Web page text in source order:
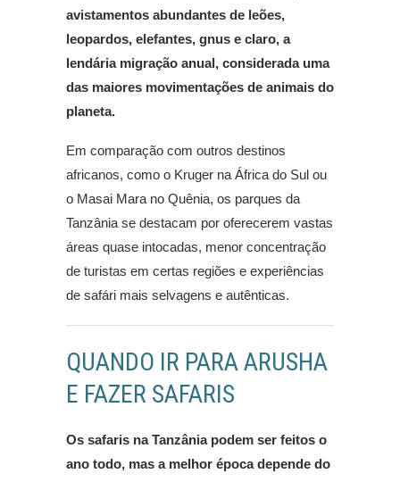
avistamentos abundantes de leões,
leopardos, elefantes, gnus e claro, a
lendária migração anual, considerada uma
das maiores movimentações de animais do
planeta.
Em comparação com outros destinos
africanos, como o Kruger na África do Sul ou
o Masai Mara no Quênia, os parques da
Tanzânia se destacam por oferecerem vastas
áreas quase intocadas, menor concentração
de turistas em certas regiões e experiências
de safári mais selvagens e autênticas.
QUANDO IR PARA ARUSHA
E FAZER SAFARIS
Os safaris na Tanzânia podem ser feitos o
ano todo, mas a melhor época depende do